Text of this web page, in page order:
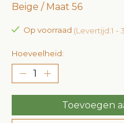
Beige / Maat 56
Op voorraad (Levertijd:1 -
Hoeveelheid:
Toevoegen